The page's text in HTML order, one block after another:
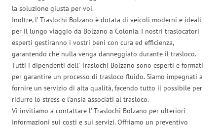
la soluzione giusta per voi.
Inoltre, l’ Traslochi Bolzano è dotata di veicoli moderni e ideali
per il lungo viaggio da Bolzano a Colonia. I nostri traslocatori
esperti gestiranno i vostri beni con cura ed efficienza,
garantendo che nulla venga danneggiato durante il trasloco.
Tutti i dipendenti dell’ Traslochi Bolzano sono esperti e formati
per garantire un processo di trasloco fluido. Siamo impegnati a
fornire un servizio di alta qualità, facendo tutto il possibile per
ridurre lo stress e l’ansia associati al trasloco.
Vi invitiamo a contattare l’ Traslochi Bolzano per ulteriori
informazioni sui costi e sui servizi. Offriamo un preventivo